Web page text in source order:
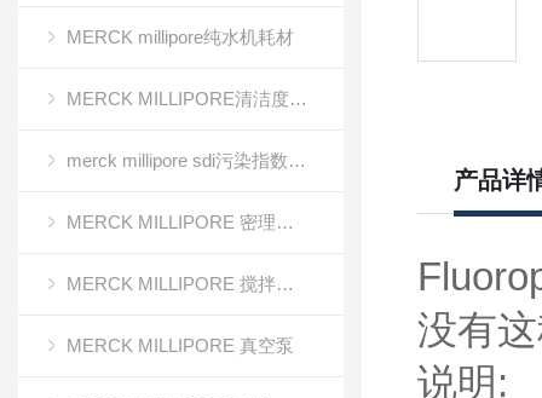
MERCK millipore纯水机耗材
MERCK MILLIPORE清洁度检测专用膜
merck millipore sdi污染指数检测膜
MERCK MILLIPORE 密理博清洁度检测设备
MERCK MILLIPORE 搅拌式超滤装置超滤杯
MERCK MILLIPORE 真空泵
产品详
没有
说明: